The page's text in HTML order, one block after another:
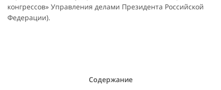
конгрессов» Управления делами Президента Российской
Федерации).
Содержание